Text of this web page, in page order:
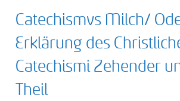
Catechismvs Milch/
Erklärung des
Catechismi Zehender
Theil